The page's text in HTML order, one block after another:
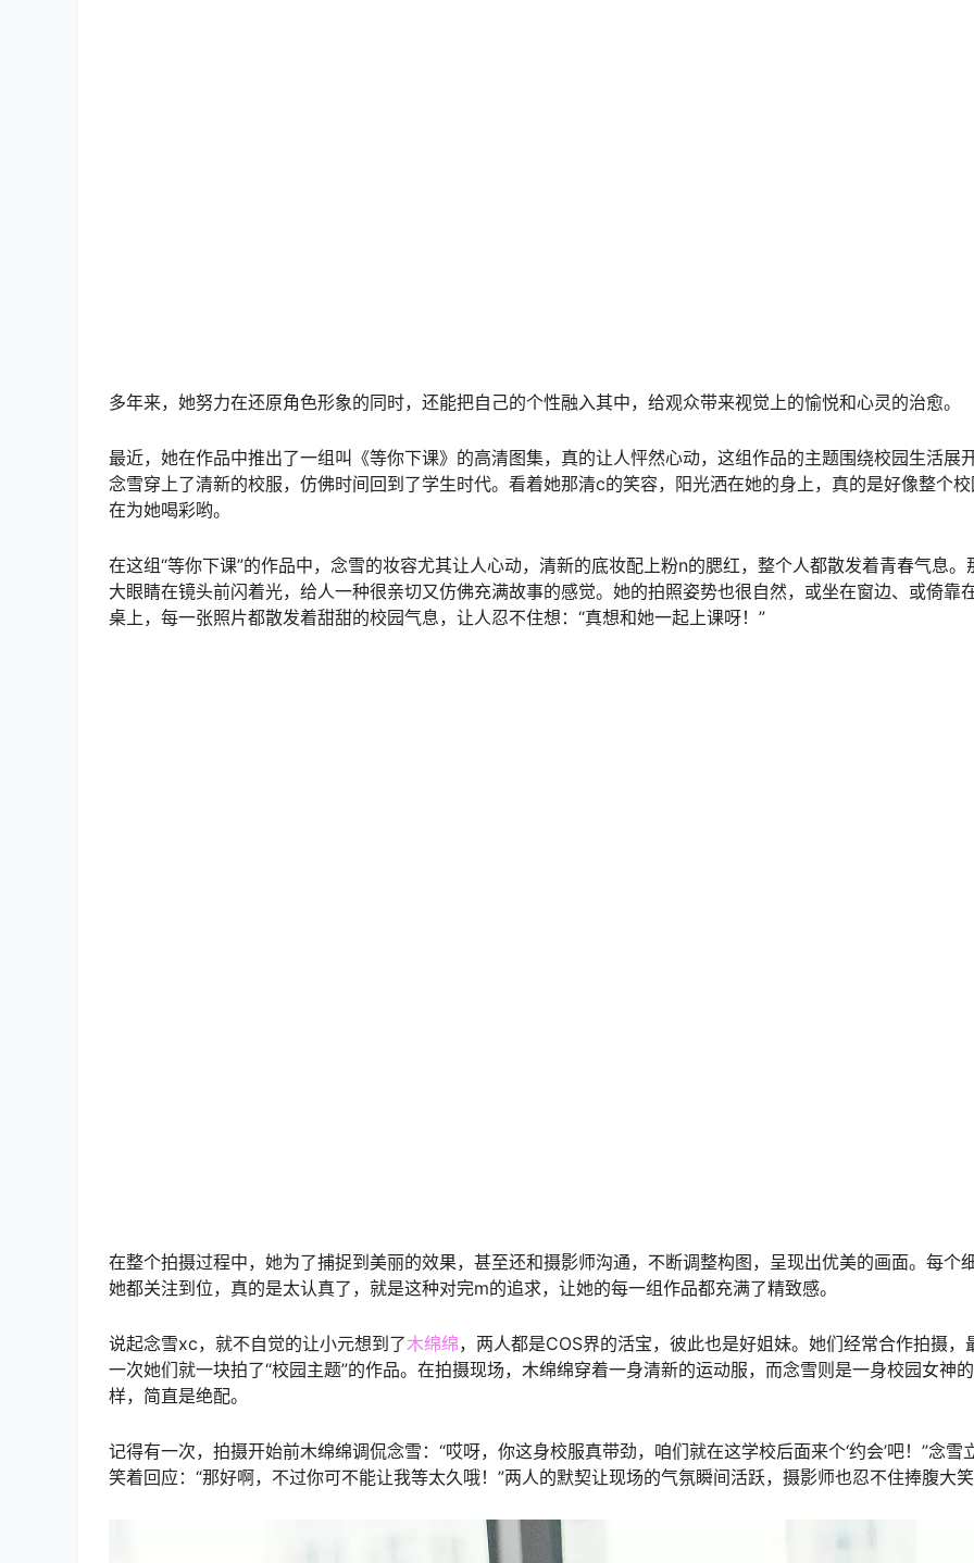
多年来，她努力在还原角色形象的同时，还能把自己的个性融入其中，给观众带来视觉上的愉悦和心灵的治愈。
最近，她在作品中推出了一组叫《等你下课》的高清图集，真的让人怦然心动，这组作品的主题围绕校园生活展
念雪穿上了清新的校服，仿佛时间回到了学生时代。看着她那清c的笑容，阳光洒在她的身上，真的是好像整个校
在为她喝彩哟。